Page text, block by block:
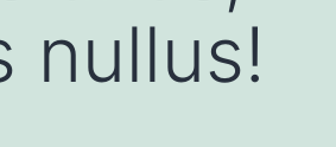
nullus!